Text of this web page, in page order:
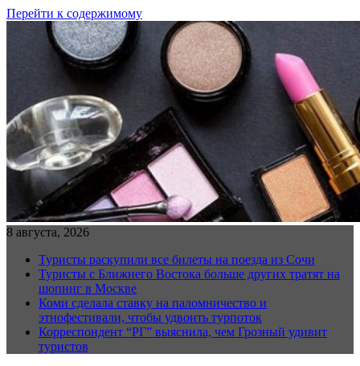
Перейти к содержимому
8 августа, 2026
Туристы раскупили все билеты на поезда из Сочи
Туристы с Ближнего Востока больше других тратят на
шопинг в Москве
Коми сделала ставку на паломничество и
этнофестивали, чтобы удвоить турпоток
Корреспондент “РГ” выяснила, чем Грозный удивит
туристов